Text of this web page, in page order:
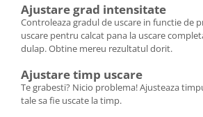
Ajustare grad intensitate
Controleaza gradul de uscare in functie de
uscare pentru calcat pana la uscare
dulap. Obtine mereu rezultatul dorit.
Ajustare timp uscare
Te grabesti? Nicio problema! Ajusteaza
tale sa fie uscate la timp.